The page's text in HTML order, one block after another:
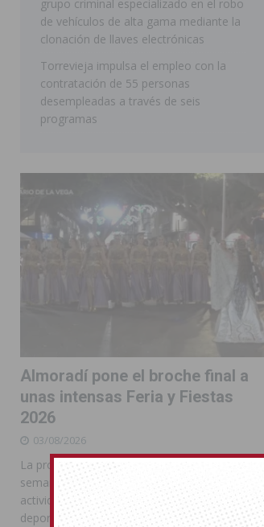
grupo criminal especializado en el robo
de vehículos de alta gama mediante la
clonación de llaves electrónicas
Torrevieja impulsa el empleo con la
contratación de 55 personas
desempleadas a través de seis
programas
Almoradí pone el broche final a
unas intensas Feria y Fiestas
2026
03/08/2026
La programación reunió durante más de una
semana actos institucionales, conciertos,
actividades familiares, competiciones
deportivas y las celebraciones de Moros y